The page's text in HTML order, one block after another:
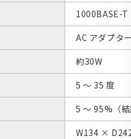
1000BASE-
AC アダプタ
約30W
5 〜 35 度
5 〜 95%（
W134 ×